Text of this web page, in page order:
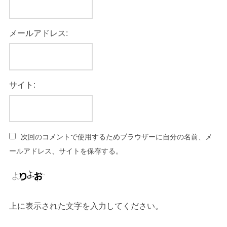
メールアドレス:
サイト:
次回のコメントで使用するためブラウザーに自分の名前、メ
ールアドレス、サイトを保存する。
上に表示された文字を入力してください。